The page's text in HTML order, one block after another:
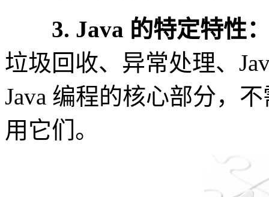
3. Java 的特定特性
垃圾回收、异常处理、
Java 编程的核心部分，
用它们。